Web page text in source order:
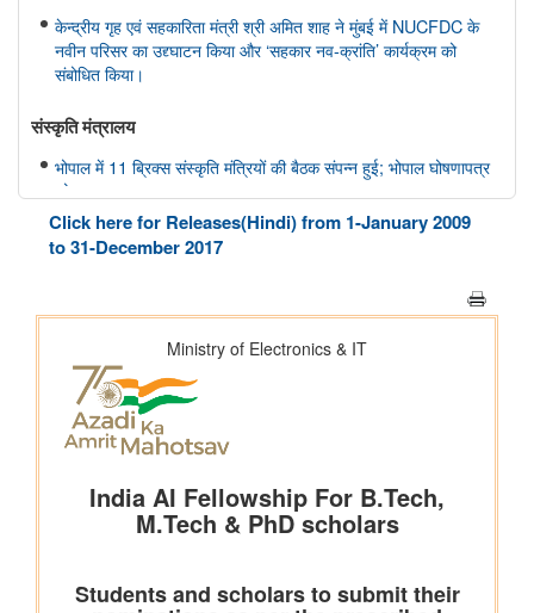
केन्द्रीय गृह एवं सहकारिता मंत्री श्री अमित शाह ने मुंबई में NUCFDC के
नवीन परिसर का उद्द्घाटन किया और ‘सहकार नव-क्रांति’ कार्यक्रम को
संबोधित किया।
संस्‍कृति मंत्रालय
भोपाल में 11 ब्रिक्स संस्कृति मंत्रियों की बैठक संपन्न हुई; भोपाल घोषणापत्र
को अपनाया
रक्षा मंत्रालय
प्रधानमंत्री श्री नरेन्द्र मोदी ने आईआईटी दिल्ली के 57वें दीक्षांत समारोह को
संबोधित किया
इलेक्ट्रानिक्स एवं आईटी मंत्रालय
डिजिलॉकर ने एएईआरआई के साथ साझेदारी करके ऑस्ट्रेलिया जाने वाले
भारतीय छात्रों के लिए दस्तावेज़ सत्यापन प्रक्रिया को तेज़ किया है
Click here for Releases(Hindi) from 1-January 2009
to 31-December 2017